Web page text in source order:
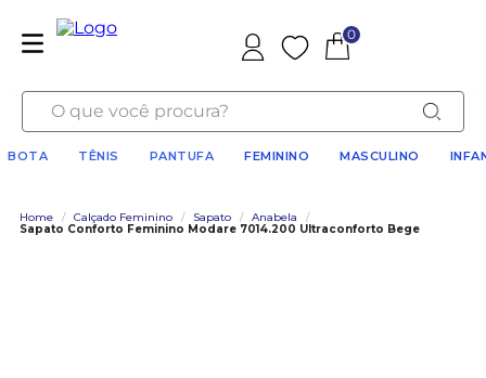
Favoritos
0
O que você procura?
BOTA TÊNIS PANTUFA FEMININO MASCULINO
Home / Calçado Feminino / Sapato / Anabela
/
Sapato Conforto Feminino Modare 7014.200 Ultraconforto Bege